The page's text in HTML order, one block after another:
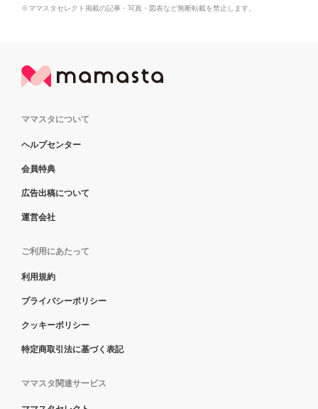
※ママスタセレクト掲載の記事・写真・図表など無断転載を禁止します。
ママスタについて
ヘルプセンター
会員特典
広告出稿について
運営会社
ご利用にあたって
利用規約
プライバシーポリシー
クッキーポリシー
特定商取引法に基づく表記
ママスタ関連サービス